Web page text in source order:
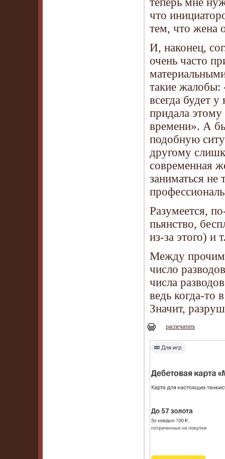
что
тем, что жена
И, наконец,
очень часто
такие жалобы:
всегда будет
придала
времени». А
подобную
другому
современная
заниматься
Разумеется,
пьянство,
из-за этого) и
Между прочим,
число
числа
ведь когда-то
Значит,
распечатать